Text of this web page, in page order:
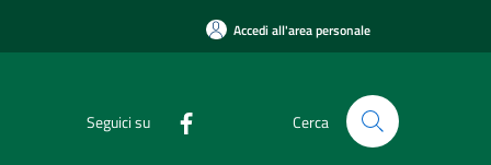
Accedi all'area personale
Seguici su Cerca